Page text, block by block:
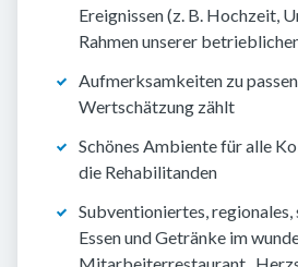
Ereignissen (z. B. Hochzeit,
Rahmen unserer
Aufmerksamkeiten zu
Wertschätzung zählt
Schönes Ambiente für alle
die Rehabilitanden
Subventioniertes,
Essen und Getränke im